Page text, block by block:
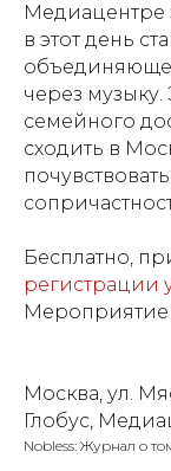
Медиацентре
в этот день
через
семейного
сходить в
Бесплатно,
регистрации
Мероприятие
Москва, ул.
Глобус,
Nobless: Журнал о